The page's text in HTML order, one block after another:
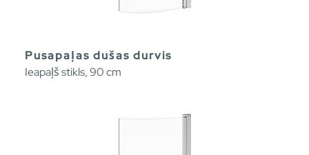
Pusapaļas dušas durvis
Ieapaļš stikls, 90 cm